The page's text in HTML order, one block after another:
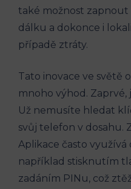
také možnost
dálku a dokonce i
případě ztráty.
Tato inovace ve světě
mnoho výhod. Zaprvé,
Už nemusíte hledat
svůj telefon v dosahu.
Aplikace často využívá
například stisknutím
zadáním PINu, což